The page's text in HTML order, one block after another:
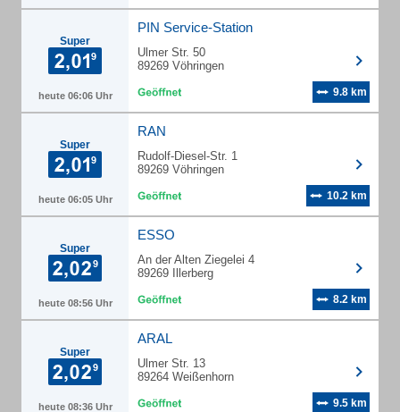
Super
heute 06:06 Uhr
PIN Service-Station
Ulmer Str. 50
89269 Vöhringen
9.8 km
Super
heute 06:05 Uhr
RAN
Rudolf-Diesel-Str. 1
89269 Vöhringen
10.2 km
Super
heute 08:56 Uhr
ESSO
An der Alten Ziegelei 4
89269 Illerberg
8.2 km
Super
heute 08:36 Uhr
ARAL
Ulmer Str. 13
89264 Weißenhorn
9.5 km